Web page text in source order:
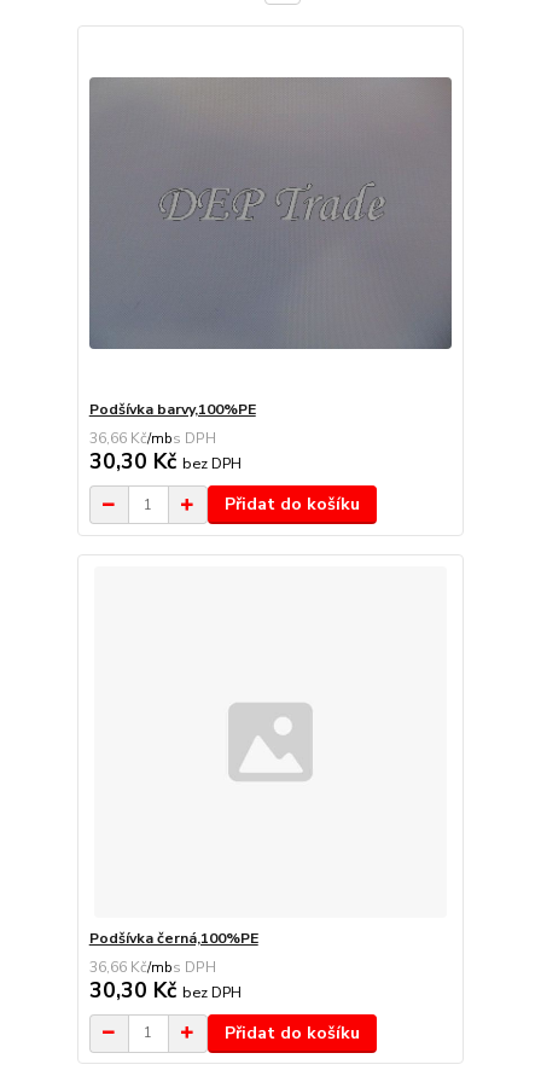
Podšívka barvy,100%PE
36,66 Kč/mb
30,30 Kč bez DPH
Přidat do košíku
Podšívka černá,100%PE
36,66 Kč/mb
30,30 Kč bez DPH
Přidat do košíku